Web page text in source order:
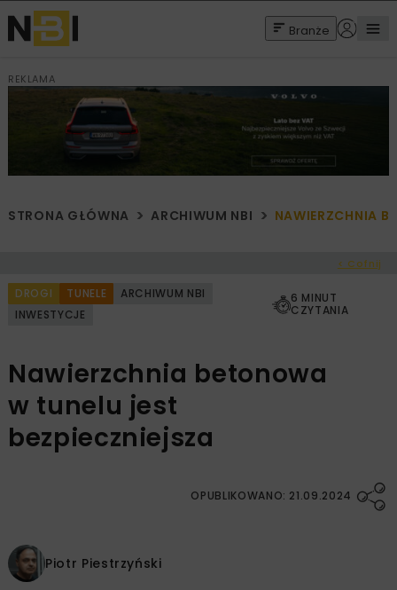
Branże
REKLAMA
STRONA GŁÓWNA ARCHIWUM NBI NAWIERZCHNIA
< Cofnij
DROGI TUNELE
ARCHIWUM NBI
INWESTYCJE
6 MINUT
CZYTANIA
Nawierzchnia betonowa
w tunelu jest
bezpieczniejsza
OPUBLIKOWANO: 21.09.2024
Piotr Piestrzyński